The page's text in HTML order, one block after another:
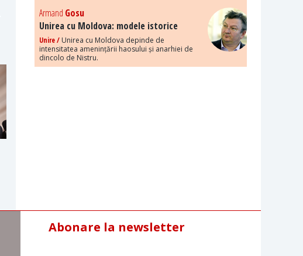
Armand Gosu
Unirea cu Moldova: modele istorice
Unire / Unirea cu Moldova depinde de
intensitatea amenințării haosului și anarhiei de
dincolo de Nistru.
Abonare la newsletter